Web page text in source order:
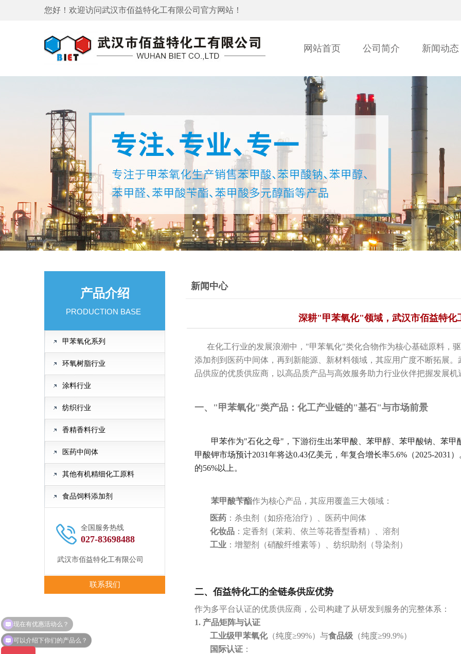
您好！欢迎访问武汉市佰益特化工有限公司 官方网站！
网站首页 公司简介 新闻动态
产品介绍
PRODUCTION BASE
甲苯氧化系列
环氧树脂行业
涂料行业
纺织行业
香精香料行业
医药中间体
其他有机精细化工原料
食品饲料添加剂
全国服务热线
027-83698488
武汉市佰益特化工有限公司
联系我们
新闻中心
深耕"甲苯氧化"领域，武汉市佰益特化
在化工行业的发展浪潮中，"甲苯氧化"类化合物作为核心基础原料，
添加剂到医药中间体，再到新能源、新材料领域，其应用广度不断拓展
品供应的优质供应商，以高品质产品与高效服务助力行业伙伴把握发展机
一、"甲苯氧化"类产品：化工产业链的"基石"与市场前景
甲苯作为"石化之母"，下游衍生出苯甲酸、苯甲醇、苯甲酸钠、苯甲
甲酸钾市场预计2031年将达0.43亿美元，年复合增长率5.6%（2025-2031）
的56%以上。
苯甲酸苄酯‌作为核心产品，其应用覆盖三大领域：
医药 ‌：杀虫剂（如疥疮治疗）、医药中间体
化妆品 ‌：定香剂（茉莉、依兰等花香型香精）、溶剂
工业 ‌：增塑剂（硝酸纤维素等）、纺织助剂（导染剂）
二、佰益特化工的全链条供应优势
作为多平台认证的优质供应商，公司构建了从研发到服务的完整体系：
1. 产品矩阵与认证
工业级甲苯氧化‌（纯度≥99%）与‌食品级 ‌（纯度≥99.9%）
国际认证 ‌：
可以介绍下你们的产品么？
现在有优惠活动么？